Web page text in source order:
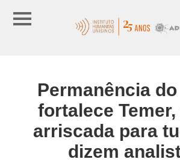
Permanência
fortalece Temer,
arriscada para
dizem